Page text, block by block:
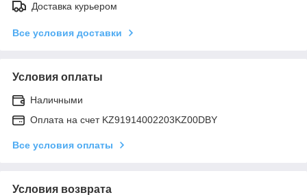
Доставка курьером
Все условия доставки
Условия оплаты
Наличными
Оплата на счет KZ91914002203KZ00DBY
Все условия оплаты
Условия возврата